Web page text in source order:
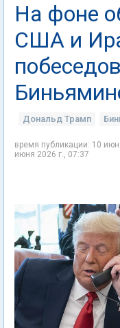
На фоне
США и
Дональд Трамп
время публикации: 10
июня 2026 г., 07:37